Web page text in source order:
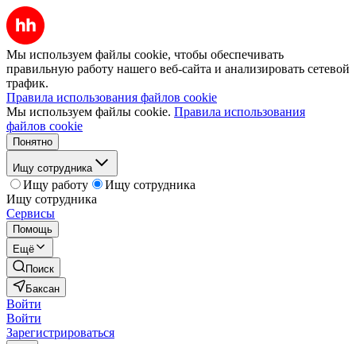
Мы используем файлы cookie, чтобы обеспечивать
правильную работу нашего веб-сайта и анализировать сетевой
трафик.
Правила использования файлов cookie
Мы используем файлы cookie. Правила использования
файлов cookie
Понятно
Ищу сотрудника
Ищу работу
Ищу сотрудника
Ищу сотрудника
Сервисы
Помощь
Ещё
Поиск
Баксан
Войти
Войти
Зарегистрироваться